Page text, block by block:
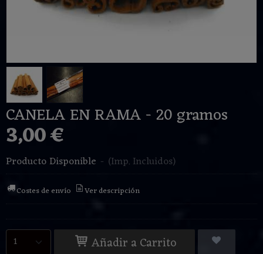
CANELA EN RAMA - 20 gramos
3,00 €
Producto Disponible - (Imp. Incluidos)
Costes de envío Ver descripción
Añadir a Carrito